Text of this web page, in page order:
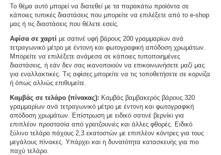
Το θέμα αυτό μπορεί να διατεθεί με τα παρακάτω προϊόντα σε
κάποιες τυπικές διαστάσεις που μπορείτε να επιλέξετε από το e-shop
μας ή τις διαστάσεις που θέλετε εσείς.
Αφίσα σε χαρτί με σατινέ υφή βάρους 200 γραμμαρίων ανά
τετραγωνικό μέτρο με έντονη και φωτογραφική απόδοση χρωμάτων.
Μπορείτε να επιλέξετε ανάμεσα σε κάποιες τυποποιημένες
διαστάσεις, ή εάν δεν σας ικανοποιούν να επικοινωνήσετε μαζί μας
για εναλλακτικές. Τις αφίσες μπορείτε να τις τοποθετήσετε σε κορνίζα
ή όπως αλλιώς επιθυμείτε.
Καμβάς σε τελάρο (πίνακας): Καμβάς βαμβακερός βάρους 320
γραμμαρίων ανά τετραγωνικό μέτρο με έντονη και φωτογραφική
απόδοση χρωμάτων. Επίστρωση με ειδικό σατινέ βερνίκι για
επιπλέον προστασία από γρατζουνιές και άλλες φθορές. Ειδικό
ξύλινο τελάρο πάχους 2,3 εκατοστών με επιπλέον κόντρες για τους
μεγάλους πίνακες. Υπάρχει και η δυνατότητα κατασκευής για πιο
παχύ τελάρο.